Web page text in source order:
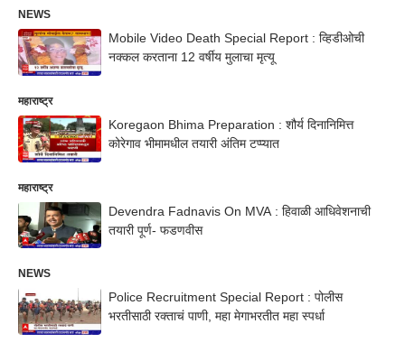
NEWS
Mobile Video Death Special Report : व्हिडीओची
नक्कल करताना 12 वर्षीय मुलाचा मृत्यू
महाराष्ट्र
Koregaon Bhima Preparation : शौर्य दिनानिमित्त
कोरेगाव भीमामधील तयारी अंतिम टप्प्यात
महाराष्ट्र
Devendra Fadnavis On MVA : हिवाळी आधिवेशनाची
तयारी पूर्ण- फडणवीस
NEWS
Police Recruitment Special Report : पोलीस
भरतीसाठी रक्ताचं पाणी, महा मेगाभरतीत महा स्पर्धा